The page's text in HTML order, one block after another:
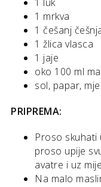
1 mrkva
1 češanj
1 žlica vlasca
1 jaje
oko 100 ml
sol, papar,
PRIPREMA:
Proso skuhati
proso upije
avatre i uz
Na malo